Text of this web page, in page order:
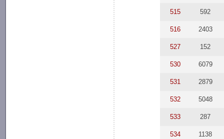
515 592
516 2403
527 152
530 6079
531 2879
532 5048
533 287
534 1138